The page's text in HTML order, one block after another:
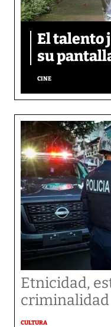
El talento
su
CINE
Etnicidad,
criminalidad
CULTURA